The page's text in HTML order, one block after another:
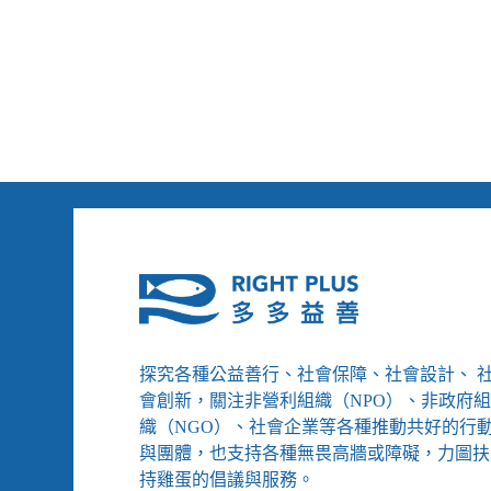
探究各種公益善行、社會保障、社會設計、
會創新，關注非營利組織（NPO）、非政府組
織（NGO）、社會企業等各種推動共好的行
與團體，也支持各種無畏高牆或障礙，力圖扶
持雞蛋的倡議與服務。